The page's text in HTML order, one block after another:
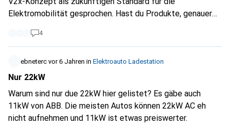
Elektromobilität gesprochen. Hast du Produkte, genauer
Privatmann (Einfamilienhaus mit PV und WP) vorschlagen
kannst?
4
ebneterc vor 6 Jahren in Elektroauto Ladestation
Nur 22kW
Warum sind nur due 22kW hier gelistet? Es gäbe auch
11kW von ABB. Die meisten Autos können 22kW AC eh
nicht aufnehmen und 11kW ist etwas preiswerter.